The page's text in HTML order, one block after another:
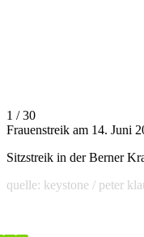
1 / 30
Frauenstreik am 14. Juni
Sitzstreik in der Berner
quelle: keystone / peter